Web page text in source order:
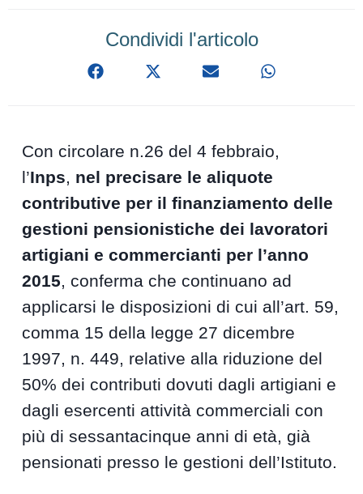
Condividi l'articolo
Con circolare n.26 del 4 febbraio,
l’Inps, nel precisare le aliquote
contributive per il finanziamento delle
gestioni pensionistiche dei lavoratori
artigiani e commercianti per l’anno
2015, conferma che continuano ad
applicarsi le disposizioni di cui all’art. 59,
comma 15 della legge 27 dicembre
1997, n. 449, relative alla riduzione del
50% dei contributi dovuti dagli artigiani e
dagli esercenti attività commerciali con
più di sessantacinque anni di età, già
pensionati presso le gestioni dell’Istituto.